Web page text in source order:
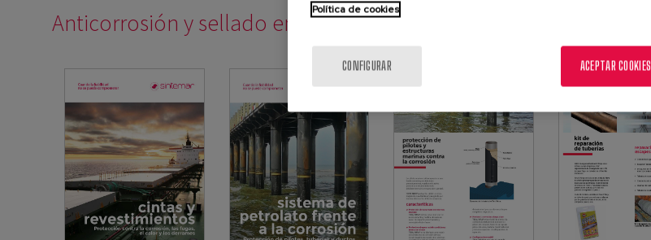
Anticorrosión y sellado en base a cintas y grasas de protección
Política de cookies
CONFIGURAR ACEPTAR COOKIES